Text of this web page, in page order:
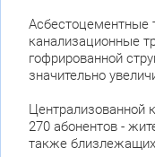
Асбестоцементные
канализационные
гофрированной
значительно
Централизованной
270 абонентов -
также